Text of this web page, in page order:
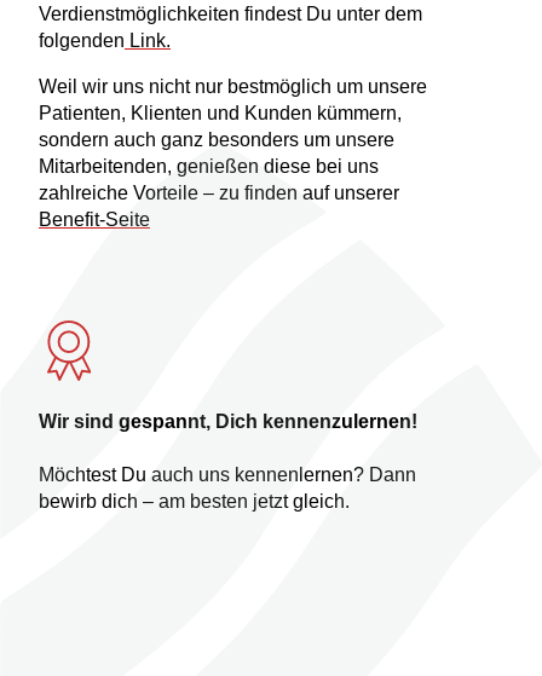
Verdienstmöglichkeiten findest Du unter dem
folgenden Link.
Weil wir uns nicht nur bestmöglich um unsere
Patienten, Klienten und Kunden kümmern,
sondern auch ganz besonders um unsere
Mitarbeitenden, genießen diese bei uns
zahlreiche Vorteile – zu finden auf unserer
Benefit-Seite
Wir sind gespannt, Dich kennenzulernen!
Möchtest Du auch uns kennenlernen? Dann
bewirb dich – am besten jetzt gleich.